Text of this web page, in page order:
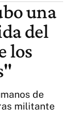
una
del
los
de
militante